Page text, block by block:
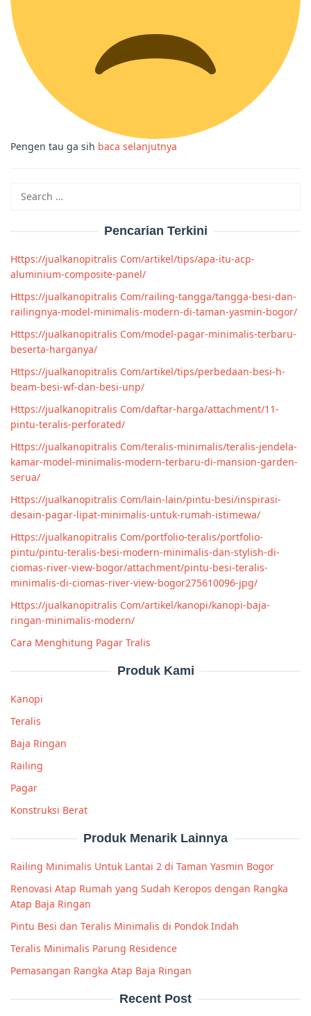
Pengen tau ga sih baca selanjutnya
for:
Pencarian Terkini
Https://jualkanopitralis Com/artikel/tips/apa-itu-acp-
aluminium-composite-panel/
Https://jualkanopitralis Com/railing-tangga/tangga-besi-dan-
railingnya-model-minimalis-modern-di-taman-yasmin-bogor/
Https://jualkanopitralis Com/model-pagar-minimalis-terbaru-
beserta-harganya/
Https://jualkanopitralis Com/artikel/tips/perbedaan-besi-h-
beam-besi-wf-dan-besi-unp/
Https://jualkanopitralis Com/daftar-harga/attachment/11-
pintu-teralis-perforated/
Https://jualkanopitralis Com/teralis-minimalis/teralis-jendela-
kamar-model-minimalis-modern-terbaru-di-mansion-garden-
serua/
Https://jualkanopitralis Com/lain-lain/pintu-besi/inspirasi-
desain-pagar-lipat-minimalis-untuk-rumah-istimewa/
Https://jualkanopitralis Com/portfolio-teralis/portfolio-
pintu/pintu-teralis-besi-modern-minimalis-dan-stylish-di-
ciomas-river-view-bogor/attachment/pintu-besi-teralis-
minimalis-di-ciomas-river-view-bogor275610096-jpg/
Https://jualkanopitralis Com/artikel/kanopi/kanopi-baja-
ringan-minimalis-modern/
Cara Menghitung Pagar Tralis
Produk Kami
Kanopi
Teralis
Baja Ringan
Railing
Pagar
Konstruksi Berat
Produk Menarik Lainnya
Railing Minimalis Untuk Lantai 2 di Taman Yasmin Bogor
Renovasi Atap Rumah yang Sudah Keropos dengan Rangka
Atap Baja Ringan
Pintu Besi dan Teralis Minimalis di Pondok Indah
Teralis Minimalis Parung Residence
Pemasangan Rangka Atap Baja Ringan
Recent Post